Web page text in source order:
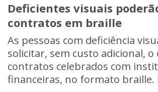
Deficientes visuais
contratos em braille
As pessoas com deficiência
solicitar, sem custo adicional, o
contratos celebrados com
financeiras, no formato braille.